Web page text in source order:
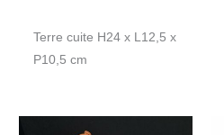
Terre cuite H24 x L12,5 x
P10,5 cm